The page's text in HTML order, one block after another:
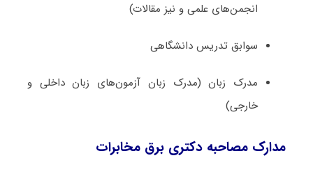
انجمن‌های علمی و نیز مقالات)
سوابق تدریس دانشگاهی
مدرک زبان (مدرک زبان آزمون‌های زبان داخلی و
خارجی)
مدارک مصاحبه دکتری برق مخابرات